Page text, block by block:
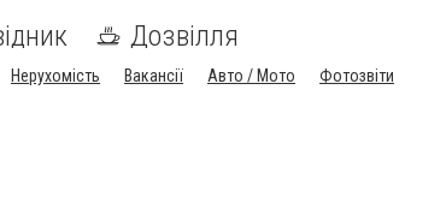
Дозвілля
Нерухомість Вакансії Авто / Мото
Фотозвіти